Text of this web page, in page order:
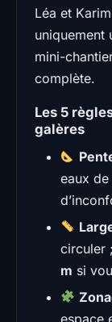
Léa et
uniquement
mini-
complète.
Les 5
galères
eaux
circuler
m si
espace